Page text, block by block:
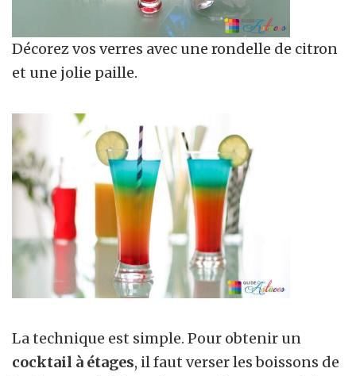
Décorez vos verres avec une rondelle de citron
et une jolie paille.
La technique est simple. Pour obtenir un
cocktail à étages, il faut verser les boissons de